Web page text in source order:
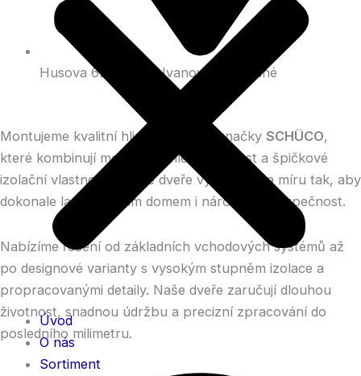
Úvod
O nás
Sortiment
Husova 62, 683 23 Ivanovice na Hané
Montujeme kvalitní hliníkové dveře značky SCHÜCO,
které kombinují moderní vzhled, odolnost a špičkové
izolační vlastnosti. Každé dveře vyrábíme na míru tak, aby
dokonale ladily s vaším domem i nároky na bezpečnost.
Nabízíme řešení od základních vchodových systémů až
po designové varianty s vysokým stupněm izolace a
propracovanými detaily. Naše dveře zaručují dlouhou
životnost, snadnou údržbu a precizní zpracování do
posledního milimetru.